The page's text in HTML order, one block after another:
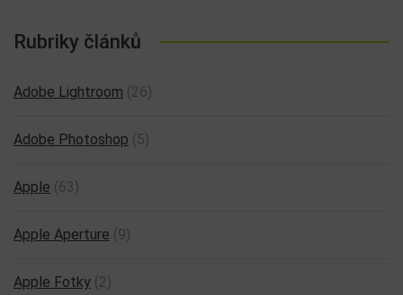
Rubriky článků
Adobe Lightroom (26)
Adobe Photoshop (5)
Apple (63)
Apple Aperture (9)
Apple Fotky (2)